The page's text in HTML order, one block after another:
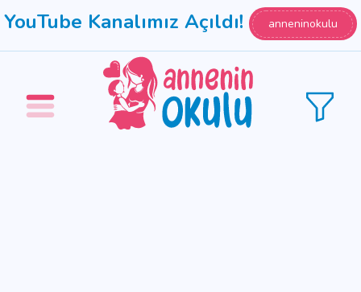
YouTube Kanalımız Açıldı! anneninokulu